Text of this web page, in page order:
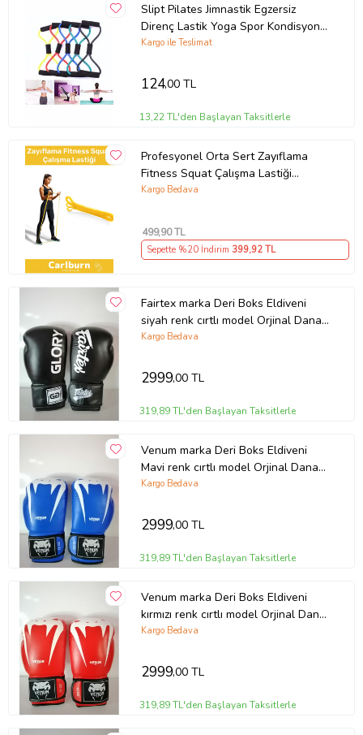
Slipt Pilates Jimnastik Egzersiz
Direnç Lastik Yoga Spor Kondisyon
Aerobik Bandı
Kargo ile Teslimat
124,00 TL
13,22 TL'den Başlayan Taksitlerle
Profesyonel Orta Sert Zayıflama
Fitness Squat Çalışma Lastiği
Jimnastik Spor Aerobik Direnç Bant
Kargo Bedava
499,90 TL
Sepette %20 İndirim 399,92 TL
Fairtex marka Deri Boks Eldiveni
siyah renk cırtlı model Orjinal Dana
derisidir İTHAL ÜRÜNDÜR
10-12-14 16 OZ büyüklükte
İstediğiniz Bedeni msj ile bildiriniz
Kargo Bedava
2999,00 TL
319,89 TL'den Başlayan Taksitlerle
Venum marka Deri Boks Eldiveni
Mavi renk cırtlı model Orjinal Dana
derisidir İTHAL ÜRÜNDÜR
10-12-14 16 OZ büyüklükte
İstediğiniz Bedeni msj ile bildiriniz
Kargo Bedava
2999,00 TL
319,89 TL'den Başlayan Taksitlerle
Venum marka Deri Boks Eldiveni
kırmızı renk cırtlı model Orjinal Dana
derisidir İTHAL ÜRÜNDÜR
10-12-14 16 OZ büyüklükte
İstediğiniz Bedeni msj ile bildiriniz
Kargo Bedava
2999,00 TL
319,89 TL'den Başlayan Taksitlerle